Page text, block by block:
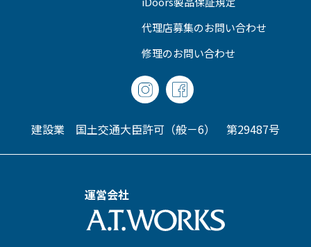
代理店募集のお問い合わせ
修理のお問い合わせ
建設業 国土交通大臣許可（般－6） 第29487号
運営会社